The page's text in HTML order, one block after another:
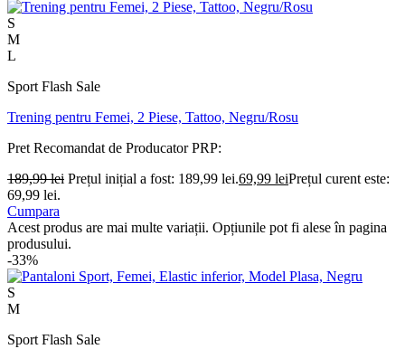
S
M
L
Sport Flash Sale
Trening pentru Femei, 2 Piese, Tattoo, Negru/Rosu
Pret Recomandat de ProducatorPRP:
189,99lei Prețul inițial a fost: 189,99 lei.69,99 leiPrețul curent este:
69,99 lei.
Cumpara
Acest produs are mai multe variații. Opțiunile pot fi alese în pagina
produsului.
-33%
S
M
Sport Flash Sale